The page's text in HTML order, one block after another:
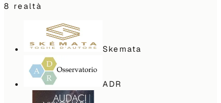
8 realtà
Skemata
ADR